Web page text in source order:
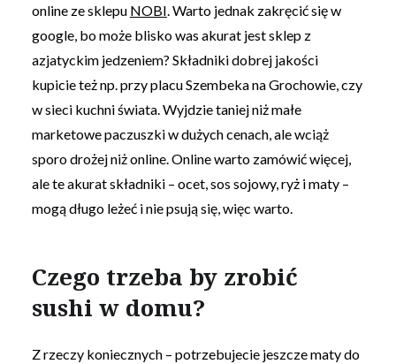
online ze sklepu NOBI. Warto jednak zakręcić się w
google, bo może blisko was akurat jest sklep z
azjatyckim jedzeniem? Składniki dobrej jakości
kupicie też np. przy placu Szembeka na Grochowie, czy
w sieci kuchni świata. Wyjdzie taniej niż małe
marketowe paczuszki w dużych cenach, ale wciąż
sporo drożej niż online. Online warto zamówić więcej,
ale te akurat składniki – ocet, sos sojowy, ryż i maty –
mogą długo leżeć i nie psują się, więc warto.
Czego trzeba by zrobić
sushi w domu?
Z rzeczy koniecznych – potrzebujecie jeszcze maty do